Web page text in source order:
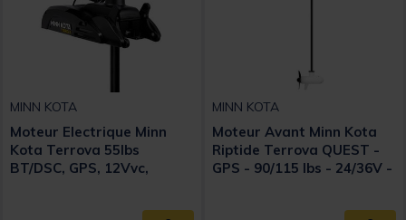
MINN KOTA
Moteur Electrique Minn
Kota Terrova 55lbs
BT/DSC, GPS, 12Vvc,
MINN KOTA
Moteur Avant Minn Kota
Riptide Terrova QUEST -
GPS - 90/115 lbs - 24/36V -